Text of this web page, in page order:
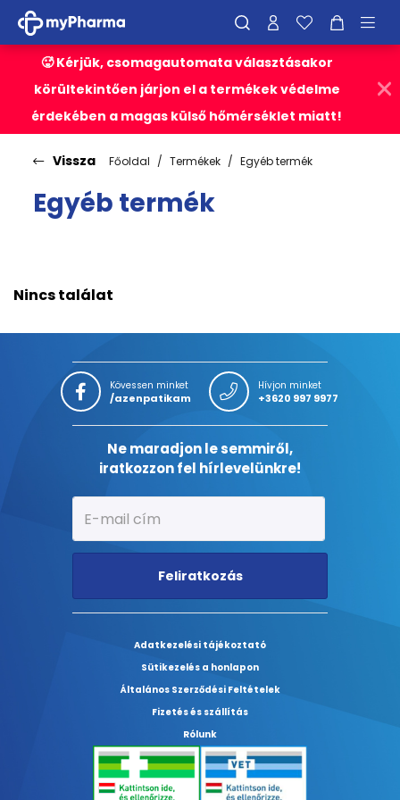
🥵 Kérjük, csomagautomata választásakor
körültekintően járjon el a termékek védelme
érdekében a magas külső hőmérséklet miatt!
Vissza Főoldal Termékek Egyéb termék
Egyéb termék
Nincs találat
Kövessen minket
/azenpatikam
Hívjon minket
+3620 997 9977
Ne maradjon le semmiről,
iratkozzon fel hírlevelünkre!
Feliratkozás
Adatkezelési tájékoztató
Sütikezelés a honlapon
Általános Szerződési Feltételek
Fizetés és szállítás
Rólunk